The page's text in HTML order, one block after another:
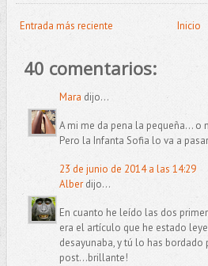
Entrada más reciente Inicio
40 comentarios:
Mara dijo...
A mi me da pena la pequeña... o
Pero la Infanta Sofia lo va a
23 de junio de 2014 a las 14:29
Alberdijo...
En cuanto he leído las dos
era el artículo que he estado
desayunaba, y tú lo has
post...brillante!